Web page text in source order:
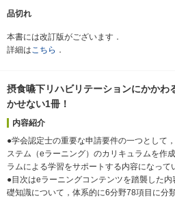
品切れ
本書には改訂版がございます．
詳細はこちら ．
摂食嚥下リハビリテーションにかかわ
かせない1冊！
内容紹介
●学会認定士の重要な申請要件の一つとして
ステム（eラーニング）のカリキュラムを作
ラムによる学習をサポートする内容になって
●目次はeラーニングコンテンツを踏襲した
礎知識について，体系的に6分野78項目に分